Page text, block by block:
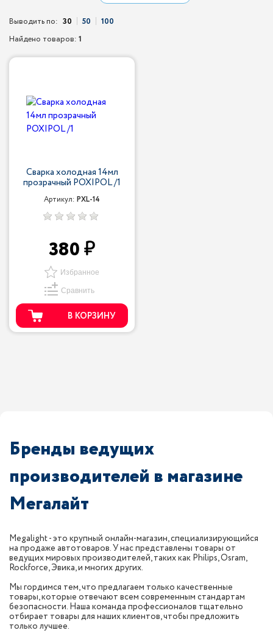
Выводить по: 30 50
100
Найдено товаров: 1
Сварка холодная 14мл
прозрачный POXIPOL /1
Артикул: PXL-14
380
Избранное
Сравнить
В КОРЗИНУ
Бренды ведущих
производителей в магазине
Мегалайт
Megalight - это крупный онлайн-магазин, специализирующийся
на продаже автотоваров. У нас представлены товары от
ведущих мировых производителей, таких как Philips, Osram,
Rockforce, Эвика, и многих других.
Мы гордимся тем, что предлагаем только качественные
товары, которые отвечают всем современным стандартам
безопасности. Наша команда профессионалов тщательно
отбирает товары для наших клиентов, чтобы предложить
только лучшее.